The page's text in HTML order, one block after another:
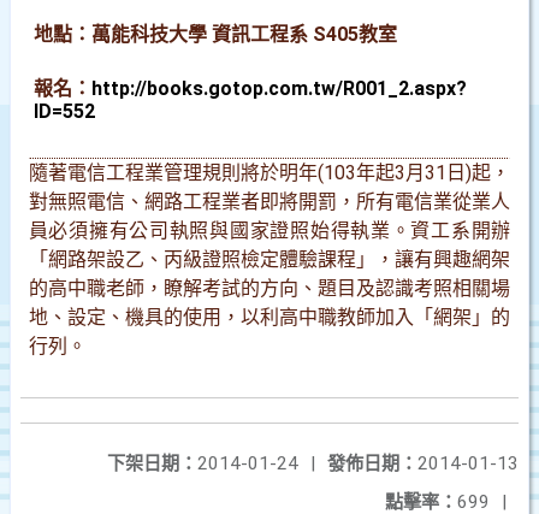
地點：萬能科技大學 資訊工程系 S405教室
報名： http://books.gotop.com.tw/R001_2.aspx?
ID=552
隨著電信工程業管理規則將於明年(103年起3月31日)起，
對無照電信、網路工程業者即將開罰，所有電信業從業人
員必須擁有公司執照與國家證照始得執業。資工系開辦
「網路架設乙、丙級證照檢定體驗課程」，讓有興趣網架
的高中職老師，瞭解考試的方向、題目及認識考照相關場
地、設定、機具的使用，以利高中職教師加入「網架」的
行列。
發佈日期： 2014-01-13
下架日期： 2014-01-24
|
點擊率： 699 |